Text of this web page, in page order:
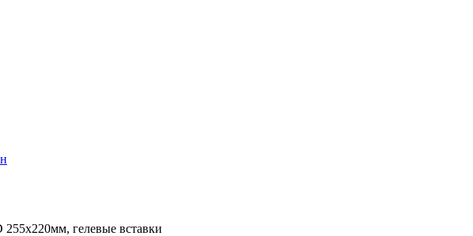
гелевые вставки